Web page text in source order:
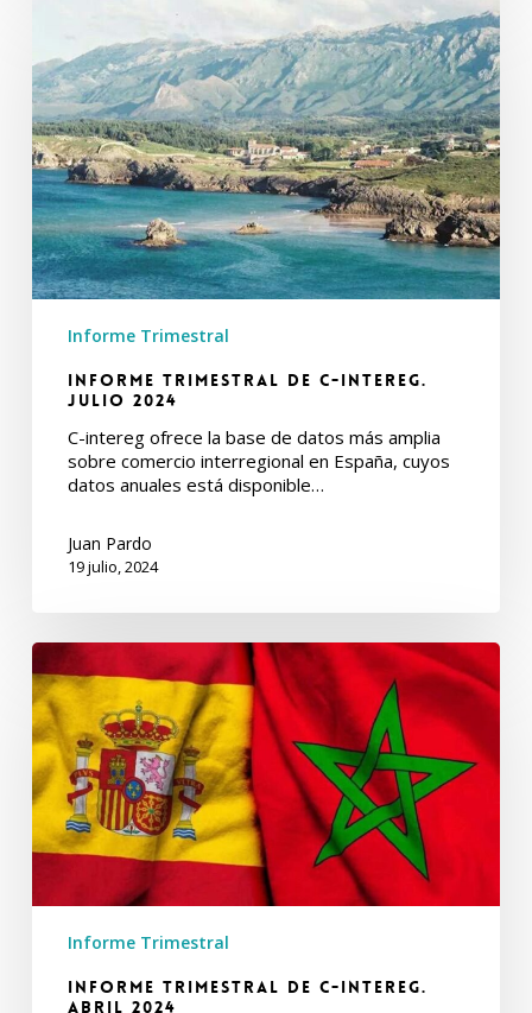
C-
intereg.
Julio
2024
Informe Trimestral
Informe Trimestral de C-intereg.
Julio 2024
C-intereg ofrece la base de datos más amplia
sobre comercio interregional en España, cuyos
datos anuales está disponible…
Juan Pardo
19 julio, 2024
Informe
Trimestral
de
C-
intereg.
Abril
2024
Informe Trimestral
Informe Trimestral de C-intereg.
Abril 2024